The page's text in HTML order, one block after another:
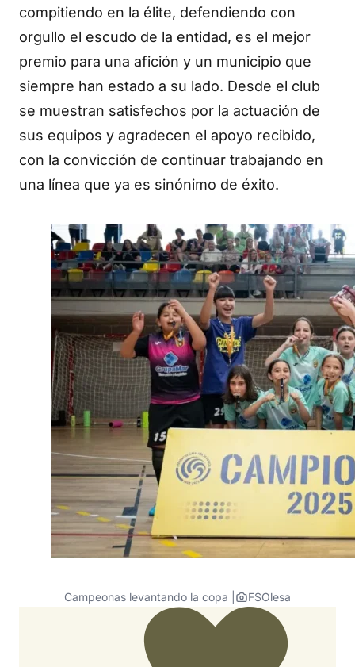
compitiendo en la élite, defendiendo con
orgullo el escudo de la entidad, es el mejor
premio para una afición y un municipio que
siempre han estado a su lado. Desde el club
se muestran satisfechos por la actuación de
sus equipos y agradecen el apoyo recibido,
con la convicción de continuar trabajando en
una línea que ya es sinónimo de éxito.
Campeonas levantando la copa | FSOlesa